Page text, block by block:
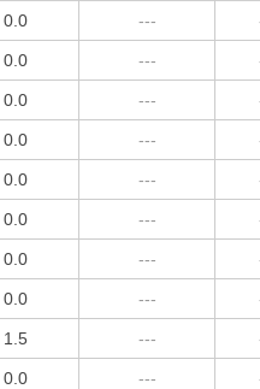
0.0 ---
0.0 ---
0.0 ---
0.0 ---
0.0 ---
0.0 ---
0.0 ---
0.0 ---
1.5 ---
0.0 ---